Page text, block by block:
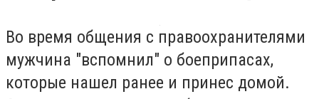
Во время общения с правоохранителями
мужчина "вспомнил" о боеприпасах,
которые нашел ранее и принес домой.